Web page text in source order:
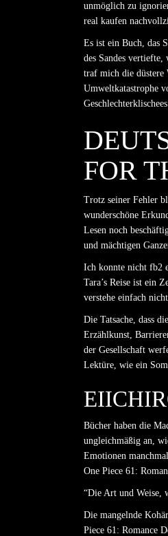
unmöglich zu
real kaufen
Es ist ein Buch, das
des Sandes
traf mich die düstere
Umweltkatastrophe
FOR
Trotz seiner Fehler
wunderschöne
Lesen noch
und mächtigen
Ich konnte nicht fb2
Tara’s Reise ist ein
verstehe einfach
Die Tatsache, dass
Erzählkunst,
der Gesellschaft
Lektüre, wie ein
Bücher haben die
ungleichmäßig an,
Emotionen
One Piece 61:
“Die Art und Weise,
Die mangelnde
Piece 61: Romance